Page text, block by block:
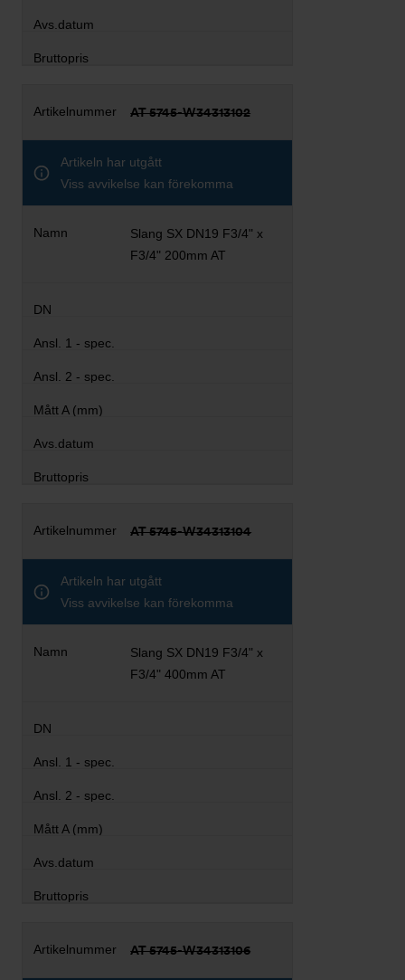
AT 5745-W34313102
Artikeln har utgått
Viss avvikelse kan förekomma
Slang SX DN19 F3/4" x
F3/4" 200mm AT
AT 5745-W34313104
Artikeln har utgått
Viss avvikelse kan förekomma
Slang SX DN19 F3/4" x
F3/4" 400mm AT
AT 5745-W34313106